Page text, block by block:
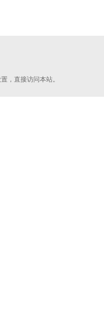
，直接访问本站。